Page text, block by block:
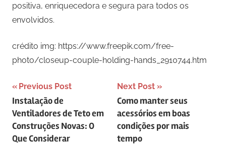
positiva, enriquecedora e segura para todos os
envolvidos.
crédito img: https://www.freepik.com/free-
photo/closeup-couple-holding-hands_2910744.htm
Navegação
de
artigos
Previous Post
Instalação de
Ventiladores de Teto em
Construções Novas: O
Que Considerar
Next Post
Como manter seus
acessórios em boas
condições por mais
tempo